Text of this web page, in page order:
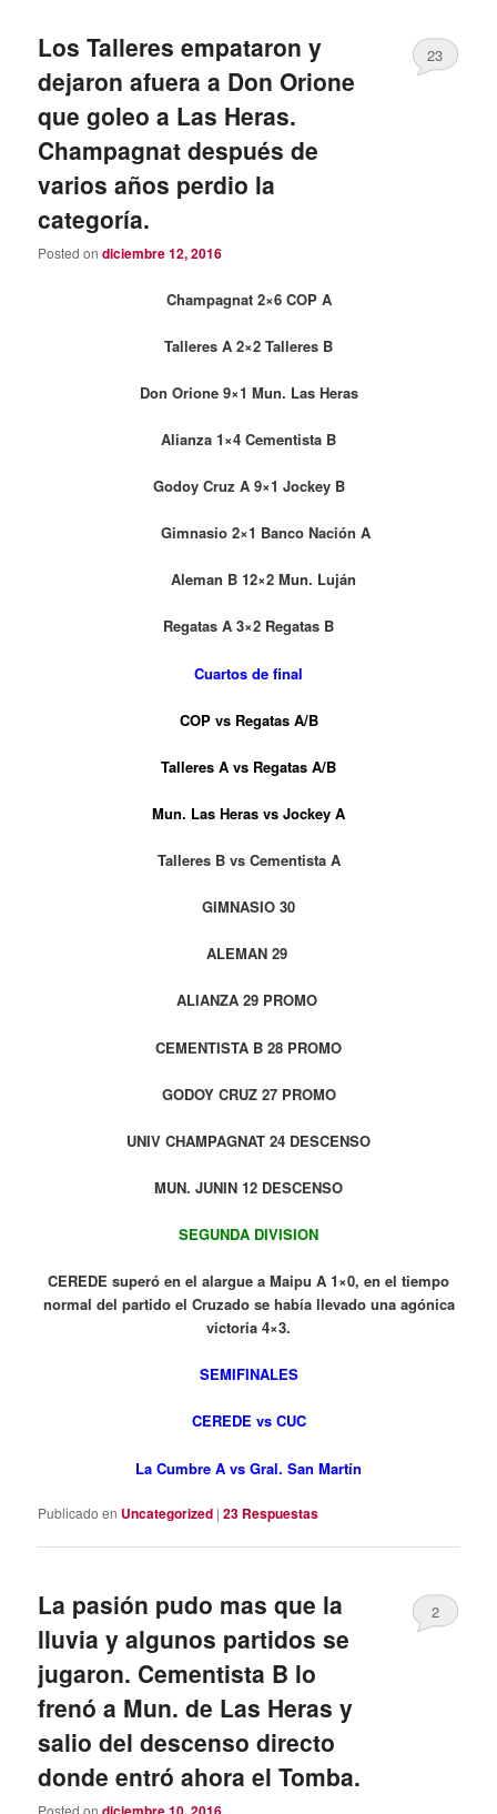
Los Talleres empataron y
dejaron afuera a Don Orione
que goleo a Las Heras.
Champagnat después de
varios años perdio la
categoría.
Posted ondiciembre 12, 2016
23
Champagnat 2×6 COP A
Talleres A 2×2 Talleres B
Don Orione 9×1 Mun. Las Heras
Alianza 1×4 Cementista B
Godoy Cruz A 9×1 Jockey B
Gimnasio 2×1 Banco Nación A
Aleman B 12×2 Mun. Luján
Regatas A 3×2 Regatas B
Cuartos de final
COP vs Regatas A/B
Talleres A vs Regatas A/B
Mun. Las Heras vs Jockey A
Talleres B vs Cementista A
GIMNASIO 30
ALEMAN 29
ALIANZA 29 PROMO
CEMENTISTA B 28 PROMO
GODOY CRUZ 27 PROMO
UNIV CHAMPAGNAT 24 DESCENSO
MUN. JUNIN 12 DESCENSO
SEGUNDA DIVISION
CEREDE superó en el alargue a Maipu A 1×0, en el tiempo
normal del partido el Cruzado se había llevado una agónica
victoria 4×3.
SEMIFINALES
CEREDE vs CUC
La Cumbre A vs Gral. San Martín
Publicado en Uncategorized |23 Respuestas
La pasión pudo mas que la
lluvia y algunos partidos se
jugaron. Cementista B lo
frenó a Mun. de Las Heras y
salio del descenso directo
donde entró ahora el Tomba.
2